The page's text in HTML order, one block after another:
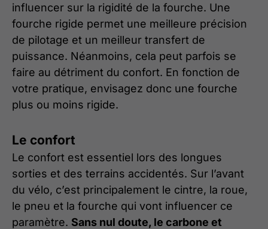
influencer sur la rigidité de la fourche. Une
fourche rigide permet une meilleure précision
de pilotage et un meilleur transfert de
puissance. Néanmoins, cela peut parfois se
faire au détriment du confort. En fonction de
votre pratique, envisagez donc une fourche
plus ou moins rigide.
Le confort
Le confort est essentiel lors des longues
sorties et des terrains accidentés. Sur l’avant
du vélo, c’est principalement le cintre, la roue,
le pneu et la fourche qui vont influencer ce
paramètre. Sans nul doute, le carbone et